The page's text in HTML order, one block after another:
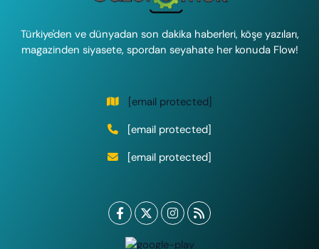
Türkiye'den ve dünyadan son dakika haberleri, köşe yazıları,
magazinden siyasete, spordan seyahate her konuda Flow!
[email protected]
[email protected]
[email protected]